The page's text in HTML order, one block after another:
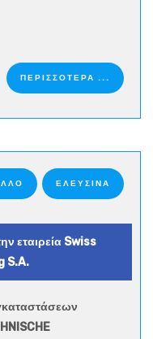
ΠΕΡΙΣΣΟΤΕΡΑ ...
ΕΛΕΥΣΙΝΑ
εταιρεία Swiss
S.A.